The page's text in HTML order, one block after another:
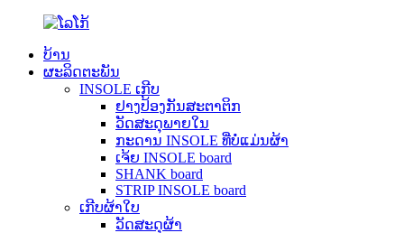
ບ້ານ
ຜະລິດຕະພັນ
INSOLE ເກີບ
ຢາງປ້ອງກັນສະຕາຕິກ
ວັດສະດຸພາຍໃນ
ກະດານ INSOLE ທີ່ບໍ່ແມ່ນຜ້າ
ເຈ້ຍ INSOLE board
SHANK board
STRIP INSOLE board
ເກີບຜ້າໃບ
ວັດສະດຸຜ້າ